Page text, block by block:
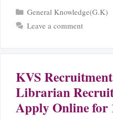
Categories
General Knowledge(G.K)
Leave a comment
KVS
Librarian
Apply Online for